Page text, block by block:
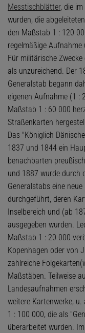
Messtischblätter, die
wurden, die
den Maßstab 1 : 120
regelmäßige
Für militärische
als unzureichend. Der
Generalstab begann
eigenen Aufnahme (1 :
Maßstab 1 : 60 000
Straßenkarten
Das "Königlich
1837 und 1844 ein
benachbarten
und 1887 wurde durch
Generalstabs eine
durchgeführt, deren
Inselbereich und (ab
ausgegeben wurden.
Maßstab 1 : 20 000
Kopenhagen oder von
zahlreiche
Maßstäben. Teilweise
Landesaufnahmen
weitere Kartenwerke,
1 : 100 000, die als
überarbeitet wurden.